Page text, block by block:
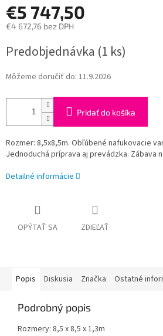
€5 747,50
€4 672,76 bez DPH
cena:
Predobjednávka (1 ks)
Môžeme doručiť do: 11.9.2026
Pridať do košíka
Rozmer: 8,5x8,5m. Obľúbené nafukovacie
Jednoduchá príprava aj prevádzka. Zábava
Detailné informácie
OPÝTAŤ SA ZDIEĽAŤ
Popis Diskusia Značka Ostatné
Podrobný popis
Rozmery: 8,5 x 8,5 x 1,3m